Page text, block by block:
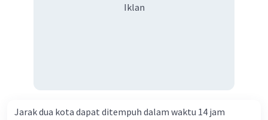
Iklan
Jarak dua kota dapat ditempuh dalam waktu 14 jam